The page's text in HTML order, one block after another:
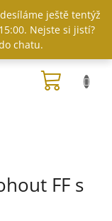
ještě tentýž
Nejste si jistí?
chatu.
FF s